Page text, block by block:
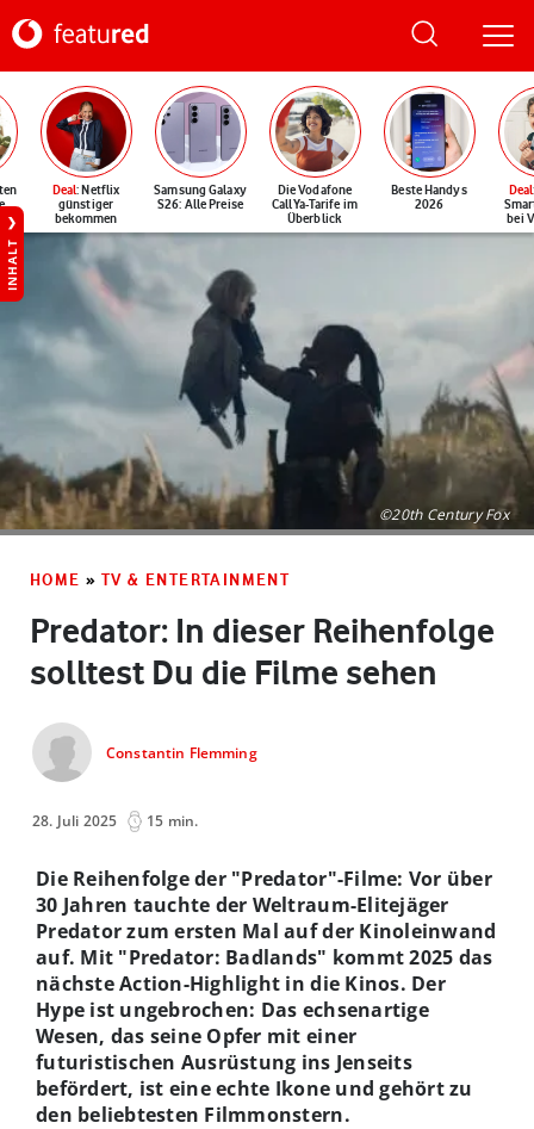
Deal: Netflix
günstiger
bekommen
Samsung Galaxy
S26: Alle Preise
Die Vodafone
CallYa-Tarife im
Überblick
Beste Handys
2026
Deal
bei
INHALT
©20th Century Fox
HOME » TV & ENTERTAINMENT
Predator: In dieser Reihenfolge
solltest Du die Filme sehen
Constantin Flemming
28. Juli 2025 15 min.
Die Reihenfolge der "Predator"-Filme: Vor über
30 Jahren tauchte der Weltraum-Elitejäger
Predator zum ersten Mal auf der Kinoleinwand
auf. Mit "Predator: Badlands" kommt 2025 das
nächste Action-Highlight in die Kinos. Der
Hype ist ungebrochen: Das echsenartige
Wesen, das seine Opfer mit einer
futuristischen Ausrüstung ins Jenseits
befördert, ist eine echte Ikone und gehört zu
den beliebtesten Filmmonstern.